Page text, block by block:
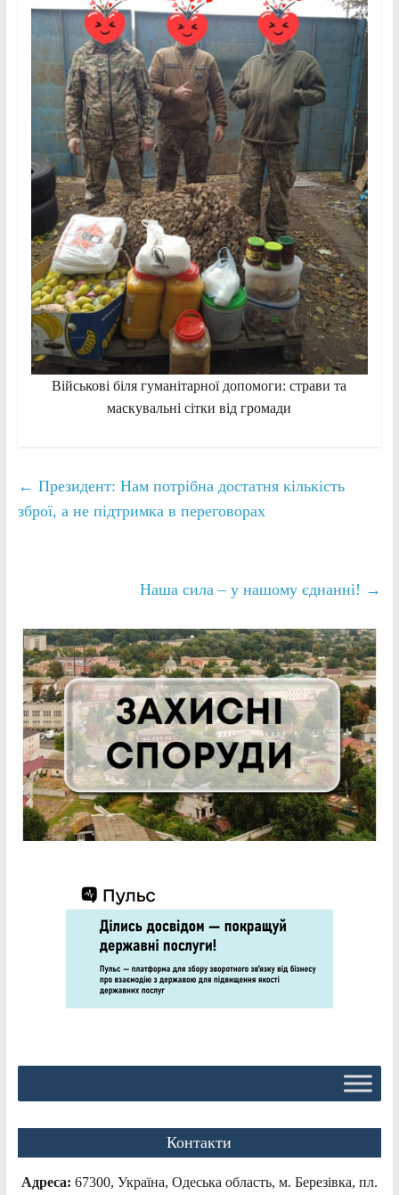
Військові біля гуманітарної допомоги: страви та
маскувальні сітки від громади
← Президент: Нам потрібна достатня кількість
зброї, а не підтримка в переговорах
Наша сила – у нашому єднанні! →
Контакти
Адреса: 67300, Україна, Одеська область, м. Березівка, пл.